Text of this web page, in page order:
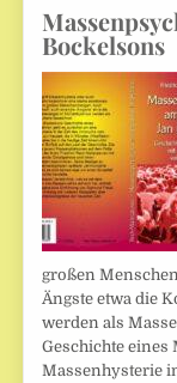
Bockelsons
großen
Ängste etwa die
werden als
Geschichte eines
Massenhysterie